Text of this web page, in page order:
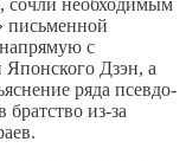
сочли необходимым
письменной
с
Японского Дзэн, а
ряда псевдо-
из-за